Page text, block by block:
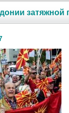
затяжной